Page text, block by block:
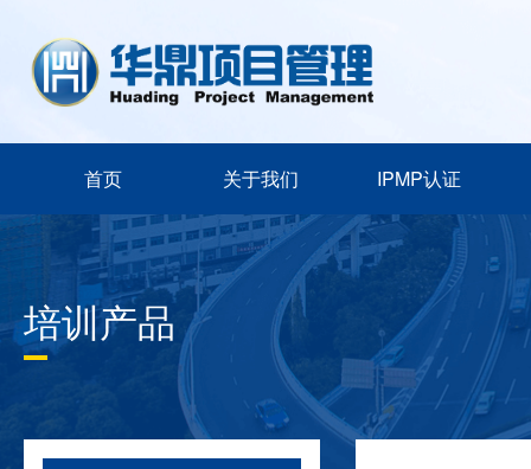
首页 关于我们 IPMP认证
培训产品